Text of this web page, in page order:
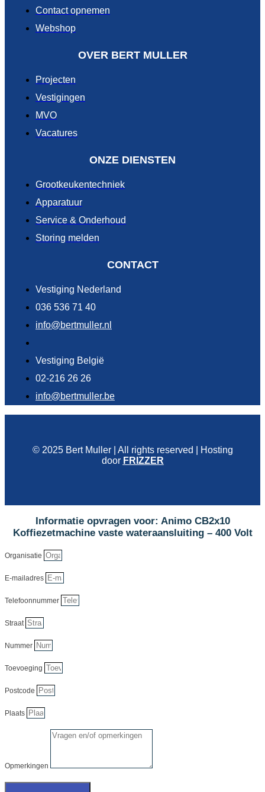
Contact opnemen
Webshop
OVER BERT MULLER
Projecten
Vestigingen
MVO
Vacatures
ONZE DIENSTEN
Grootkeukentechniek
Apparatuur
Service & Onderhoud
Storing melden
CONTACT
Vestiging Nederland
036 536 71 40
info@bertmuller.nl
Vestiging België
02-216 26 26
info@bertmuller.be
© 2025 Bert Muller | All rights reserved | Hosting
door FRIZZER
Informatie opvragen voor: Animo CB2x10
Koffiezetmachine vaste wateraansluiting – 400 Volt
Organisatie
E-mailadres
Telefoonnummer
Straat
Nummer
Toevoeging
Postcode
Plaats
Opmerkingen